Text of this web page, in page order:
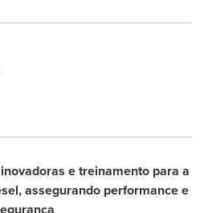
e treinamento para a
assegurando performance e